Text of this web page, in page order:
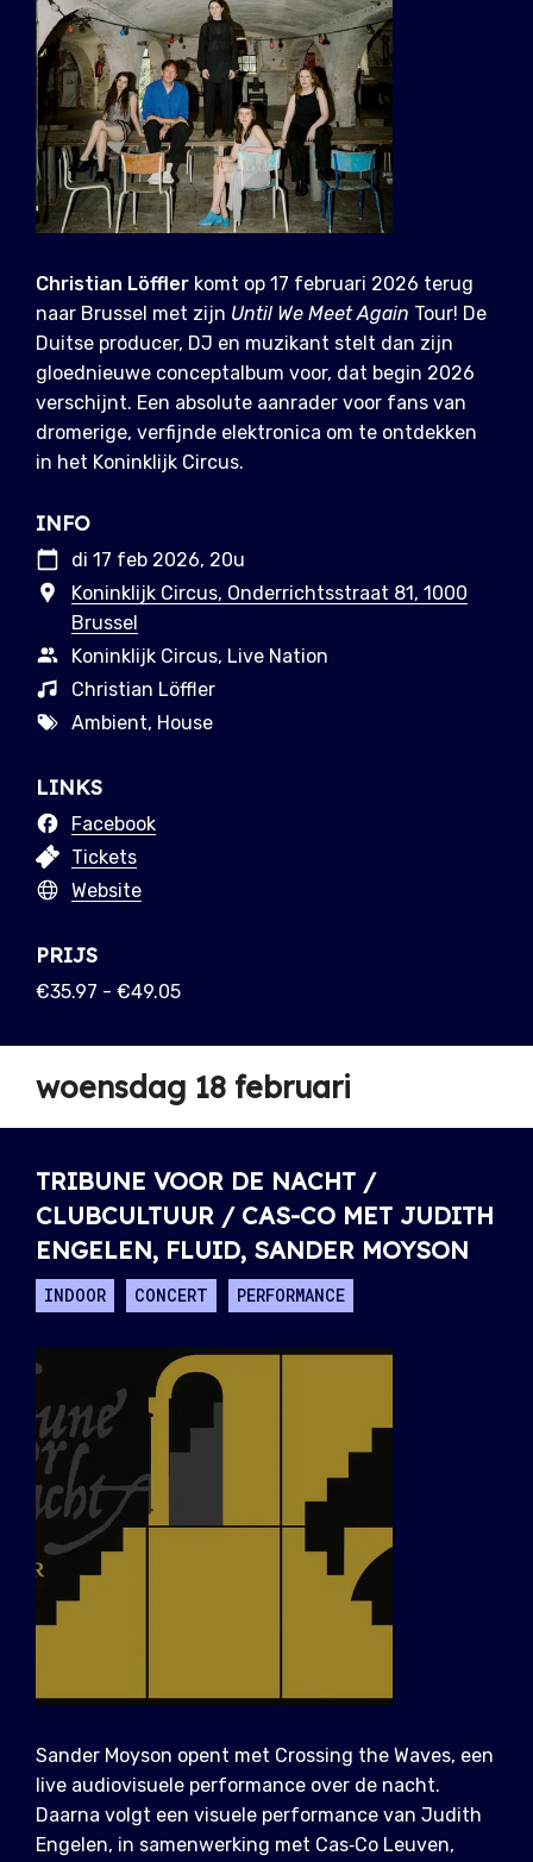
Christian Löffler komt op 17 februari 2026 terug
naar Brussel met zijn Until We Meet Again Tour! De
Duitse producer, DJ en muzikant stelt dan zijn
gloednieuwe conceptalbum voor, dat begin 2026
verschijnt. Een absolute aanrader voor fans van
dromerige, verfijnde elektronica om te ontdekken
in het Koninklijk Circus.
INFO
di 17 feb 2026, 20u
Koninklijk Circus, Onderrichtsstraat 81, 1000
Brussel
Koninklijk Circus, Live Nation
Christian Löffler
Ambient, House
LINKS
Facebook
Tickets
Website
PRIJS
€35.97 - €49.05
woensdag 18 februari
TRIBUNE VOOR DE NACHT /
CLUBCULTUUR / CAS-CO MET JUDITH
ENGELEN, FLUID, SANDER MOYSON
INDOOR CONCERT PERFORMANCE
Sander Moyson opent met Crossing the Waves, een
live audiovisuele performance over de nacht.
Daarna volgt een visuele performance van Judith
Engelen, in samenwerking met Cas‑Co Leuven,